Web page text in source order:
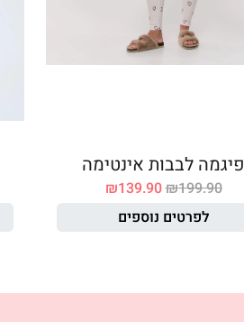
פיגמה לבבות אינטימה
₪199.90
₪139.90
לפרטים נוספים